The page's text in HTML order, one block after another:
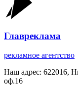
Главреклама
рекламное агентство
Наш адрес: 622016,
оф.16